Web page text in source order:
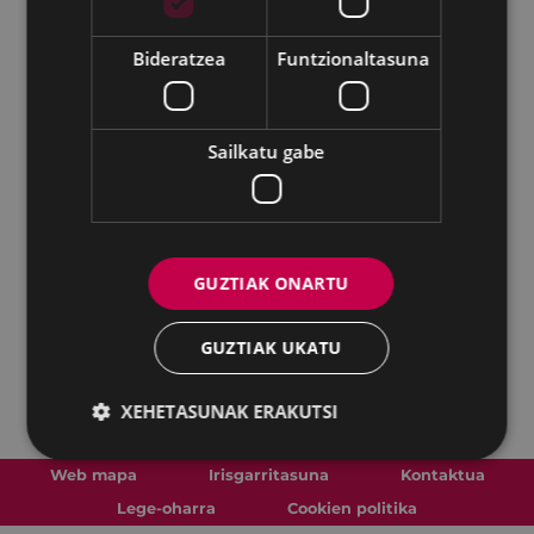
Web mapa Irisgarritasuna
Kontaktua
Lege-oharra
Cookien politika
Bideratzea Funtzionaltasuna
Sailkatu gabe
GUZTIAK ONARTU
GUZTIAK UKATU
XEHETASUNAK ERAKUTSI